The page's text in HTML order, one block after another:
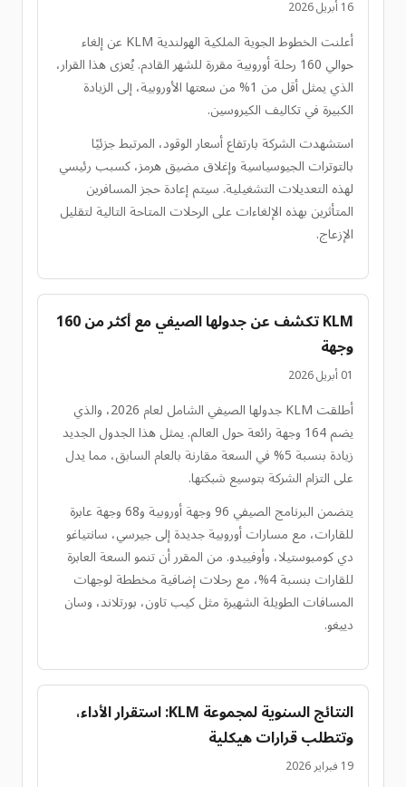
16 أبريل 2026
أعلنت الخطوط الجوية الملكية الهولندية KLM عن إلغاء
حوالي 160 رحلة أوروبية مقررة للشهر القادم. يُعزى هذا القرار،
الذي يمثل أقل من 1% من سعتها الأوروبية، إلى الزيادة
الكبيرة في تكاليف الكيروسين.
استشهدت الشركة بارتفاع أسعار الوقود، المرتبط جزئيًا
بالتوترات الجيوسياسية وإغلاق مضيق هرمز، كسبب رئيسي
لهذه التعديلات التشغيلية. سيتم إعادة حجز المسافرين
المتأثرين بهذه الإلغاءات على الرحلات المتاحة التالية لتقليل
الإزعاج.
KLM تكشف عن جدولها الصيفي مع أكثر من 160
وجهة
01 أبريل 2026
أطلقت KLM جدولها الصيفي الشامل لعام 2026، والذي
يضم 164 وجهة رائعة حول العالم. يمثل هذا الجدول الجديد
زيادة بنسبة 5% في السعة مقارنة بالعام السابق، مما يدل
على التزام الشركة بتوسيع شبكتها.
يتضمن البرنامج الصيفي 96 وجهة أوروبية و68 وجهة عابرة
للقارات، مع مسارات أوروبية جديدة إلى جيرسي، سانتياغو
دي كومبوستيلا، وأوفييدو. من المقرر أن تنمو السعة العابرة
للقارات بنسبة 4%، مع رحلات إضافية مخططة لوجهات
المسافات الطويلة الشهيرة مثل كيب تاون، بورتلاند، وسان
دييغو.
النتائج السنوية لمجموعة KLM: استقرار الأداء،
وتتطلب قرارات هيكلية
19 فبراير 2026